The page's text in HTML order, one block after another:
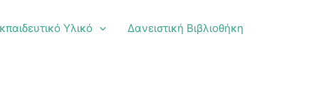
Υλικό Δανειστική Βιβλιοθήκη